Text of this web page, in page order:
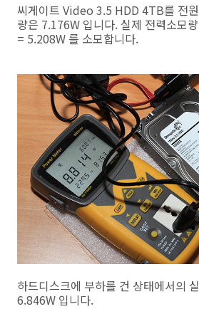
씨게이트 Video 3.5 HDD 4TB를 전
량은 7.176W 입니다. 실제 전력소모
= 5.208W 를 소모합니다.
하드디스크에 부하를 건 상태에서의
6.846W 입니다.